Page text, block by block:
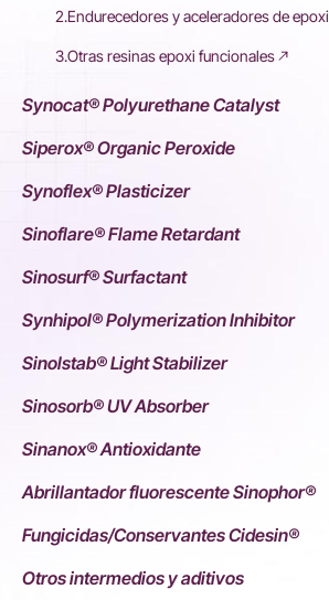
2.Endurecedores y aceleradores de epoxi
3.Otras resinas epoxi funcionales
Synocat® Polyurethane Catalyst
Siperox® Organic Peroxide
Synoflex® Plasticizer
Sinoflare® Flame Retardant
Sinosurf® Surfactant
Synhipol® Polymerization Inhibitor
Sinolstab® Light Stabilizer
Sinosorb® UV Absorber
Sinanox® Antioxidante
Abrillantador fluorescente Sinophor®
Fungicidas/Conservantes Cidesin®
Otros intermedios y aditivos